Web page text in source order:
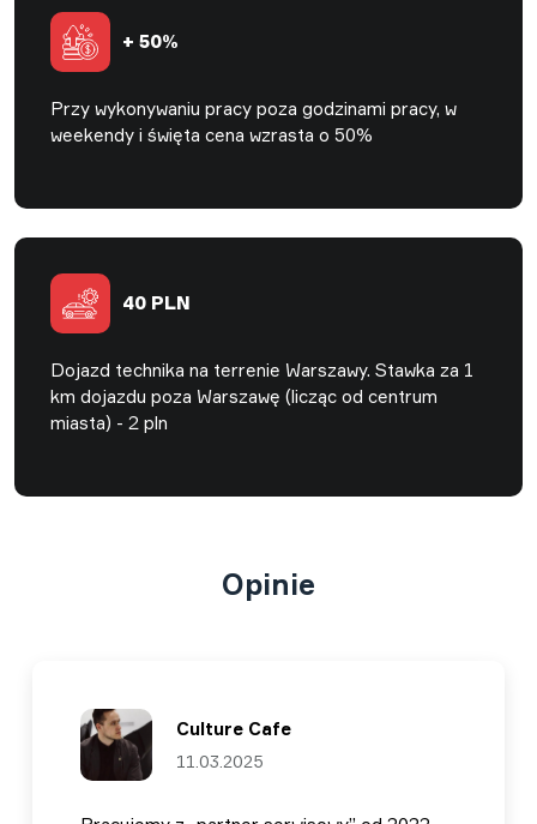
+ 50%
Przy wykonywaniu pracy poza godzinami pracy, w
weekendy i święta cena wzrasta o 50%
40 PLN
Dojazd technika na terrenie Warszawy. Stawka za 1
km dojazdu poza Warszawę (licząc od centrum
miasta) - 2 pln
Opinie
Culture Cafe
11.03.2025